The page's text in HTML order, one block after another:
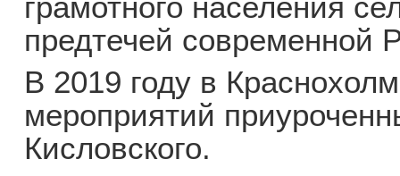
предтечей современной
В 2019 году в
мероприятий
Кисловского.